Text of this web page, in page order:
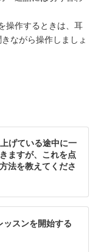
操作するときは、耳
ながら操作しましょ
げている途中に一
ますが、これを点
法を教えてくださ
スンを開始する